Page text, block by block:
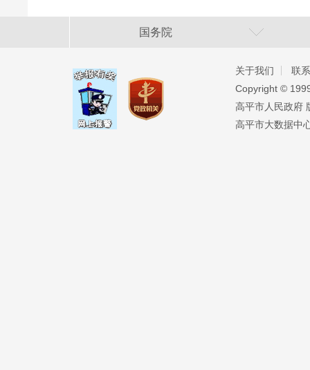
国务院
关于我们
联
Copyright ©️
高平市人民政府
高平市大数据